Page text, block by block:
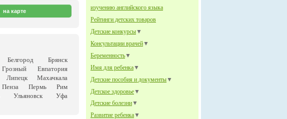
изучению английского языка
Рейтинги детских товаров
Детские конкурсы▼
Консультации врачей▼
Беременность▼
Имя для ребенка▼
Детские пособия и документы▼
Детское здоровье▼
Детские болезни▼
Развитие ребенка▼
на карте
Белгород
Брянск
Грозный
Евпатория
Липецк
Махачкала
Пенза Пермь
Рим
Ульяновск
Уфа